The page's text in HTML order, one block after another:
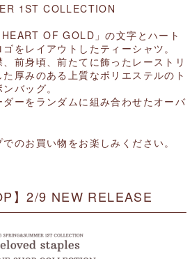
1ST COLLECTION
HEART OF GOLD」の文字とハート
ゴをレイアウトしたティーシャツ。
前身頃、前たてに飾ったレーストリ
厚みのある上質なポリエステルのト
バッグ。
ーをランダムに組み合わせたオーバ
のお買い物をお楽しみください。
】2/9 NEW RELEASE